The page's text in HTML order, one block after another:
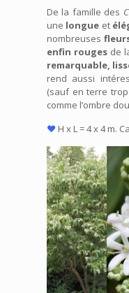
De la famille des
une longue et
nombreuses
enfin rougesde
remarquable,
rend aussi
(sauf en terre
comme l’ombre
♥H x L = 4 x 4 m.